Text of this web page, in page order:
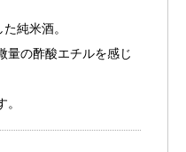
純米酒。
量の酢酸エチルを感じ